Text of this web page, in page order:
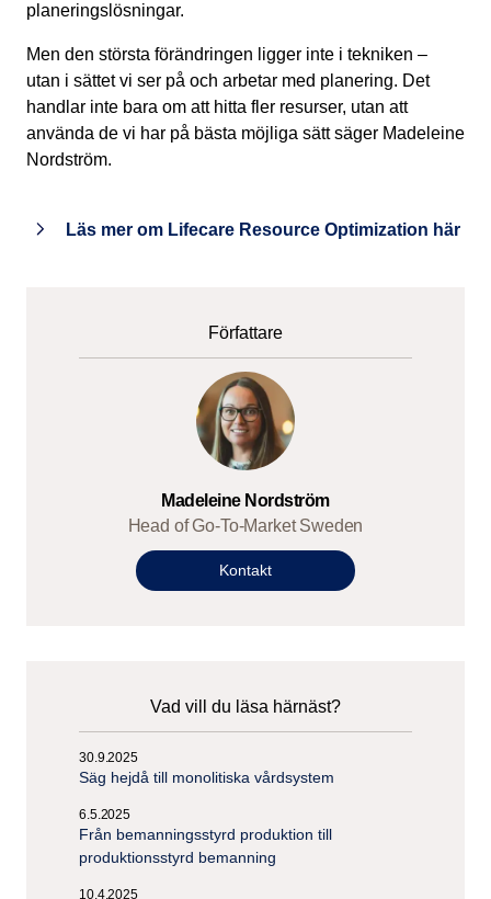
planeringslösningar.
Men den största förändringen ligger inte i tekniken –
utan i sättet vi ser på och arbetar med planering. Det
handlar inte bara om att hitta fler resurser, utan att
använda de vi har på bästa möjliga sätt säger Madeleine
Nordström.
Läs mer om Lifecare Resource Optimization här
Författare
Madeleine Nordström
Head of Go-To-Market Sweden
Kontakt
Vad vill du läsa härnäst?
30.9.2025
Säg hejdå till monolitiska vårdsystem
6.5.2025
Från bemanningsstyrd produktion till
produktionsstyrd bemanning
10.4.2025